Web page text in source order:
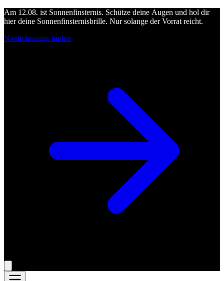
Am 12.08. ist Sonnenfinsternis. Schütze deine Augen und hol dir
hier deine Sonnenfinsternisbrille. Nur solange der Vorrat reicht.
Niederlassung finden